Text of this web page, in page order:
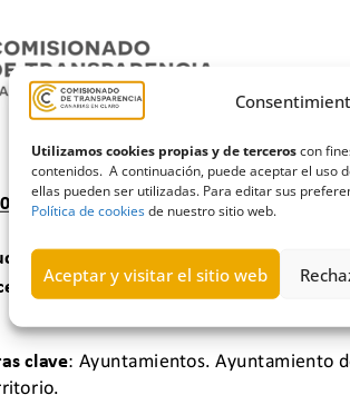
Utilizamos cookies propias y de terceroscon
contenidos. A continuación, puede aceptar el uso
ellas pueden ser utilizadas. Para editar sus
Política de cookiesde nuestro sitio web.
Aceptar y visitar el sitio web